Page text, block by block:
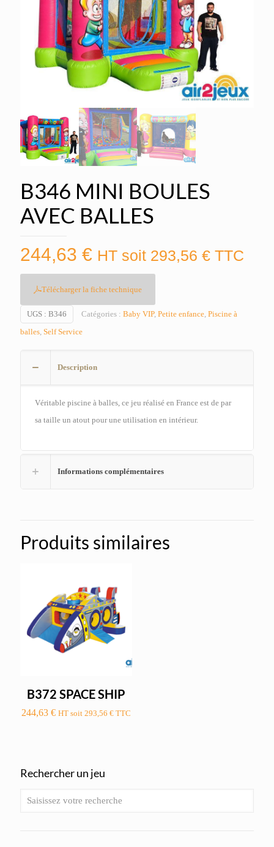
B346 MINI BOULES
AVEC BALLES
244,63 € HT soit 293,56 € TTC
Télécharger la fiche technique
UGS : B346 Catégories : Baby VIP, Petite enfance, Piscine à
balles, Self Service
Description
Véritable piscine à balles, ce jeu réalisé en France est de par
sa taille un atout pour une utilisation en intérieur.
Informations complémentaires
Produits similaires
B372 SPACE SHIP
244,63€ HT soit293,56€ TTC
Rechercher un jeu